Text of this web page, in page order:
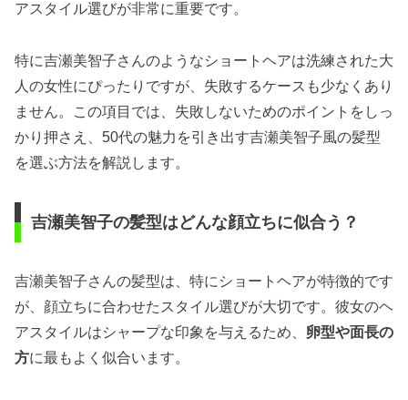
アスタイル選びが非常に重要です。
特に吉瀬美智子さんのようなショートヘアは洗練された大
人の女性にぴったりですが、失敗するケースも少なくあり
ません。この項目では、失敗しないためのポイントをしっ
かり押さえ、50代の魅力を引き出す吉瀬美智子風の髪型
を選ぶ方法を解説します。
吉瀬美智子の髪型はどんな顔立ちに似合う？
吉瀬美智子さんの髪型は、特にショートヘアが特徴的です
が、顔立ちに合わせたスタイル選びが大切です。彼女のヘ
アスタイルはシャープな印象を与えるため、 卵型や面長の
方に最もよく似合います。